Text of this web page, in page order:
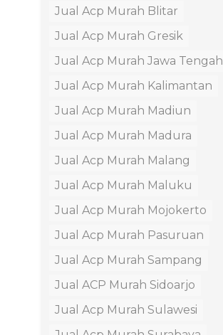
Jual Acp Murah Blitar
Jual Acp Murah Gresik
Jual Acp Murah Jawa Tengah
Jual Acp Murah Kalimantan
Jual Acp Murah Madiun
Jual Acp Murah Madura
Jual Acp Murah Malang
Jual Acp Murah Maluku
Jual Acp Murah Mojokerto
Jual Acp Murah Pasuruan
Jual Acp Murah Sampang
Jual ACP Murah Sidoarjo
Jual Acp Murah Sulawesi